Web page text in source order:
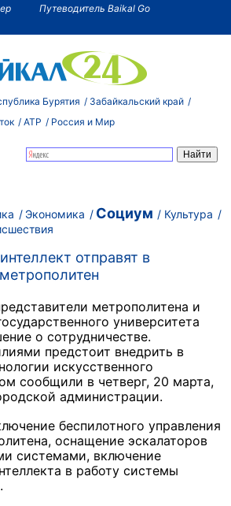
Путеводитель Baikal Go
Бурятия Забайкальский край
АТР Россия и Мир
Экономика Социум
Культура
отправят в
метрополитена и
университета
о сотрудничестве.
предстоит внедрить в
искусственного
сообщили в четверг, 20 марта,
администрации.
беспилотного управления
оснащение эскалаторов
системами, включение
в работу системы